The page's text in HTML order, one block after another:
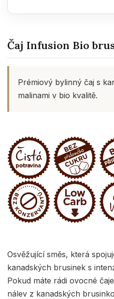
Čaj Infusion Bio
Prémiový bylinný čaj s
malinami v bio kvalitě.
Osvěžující směs, která
kanadských brusinek s
Pokud máte rádi ovocné
nálev z kanadských